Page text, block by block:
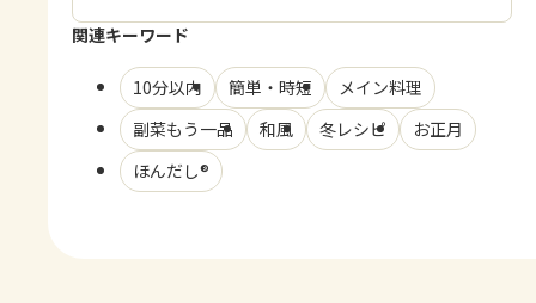
関連キーワード
10分以内 簡単・時短
メイン料理
副菜もう一品
和風 冬レシピ
お正月
ほんだし®